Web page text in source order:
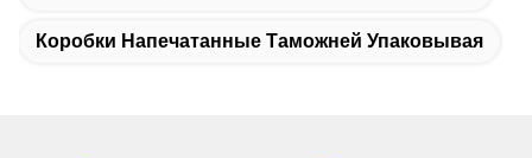
Коробки Напечатанные Таможней Упаковывая